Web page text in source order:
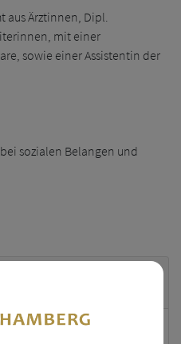
aus Ärztinnen, Dipl.
mit einer
sowie einer Assistentin der
sozialen Belangen und